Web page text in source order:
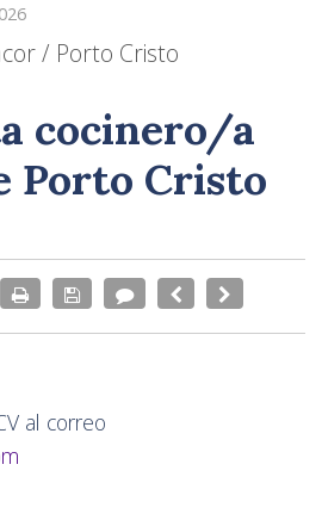
/ Porto Cristo
cocinero/a
Porto Cristo
al correo